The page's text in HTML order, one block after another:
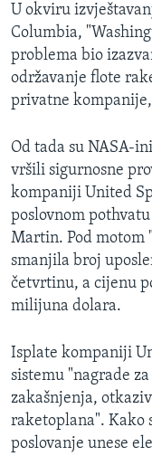
SVIJET
KORUPCIJA
SLOBODA MEDIJA
ŽENSKA STRANA
IZBJEGLIČKA STRANA
MAGAZIN
O GLASU AMERIKE
Learning English
PRATITE NAS
Jezici
U okviru
Columbia,
problema bio
održavanje flote
privatne kompanije,
Od tada su NASA-
vršili sigurnosne
kompaniji United
poslovnom
Martin. Pod
smanjila broj
četvrtinu, a cijenu
milijuna dolara.
Isplate kompaniji
sistemu "nagrade
zakašnjenja,
raketoplana". Kako
poslovanje unese